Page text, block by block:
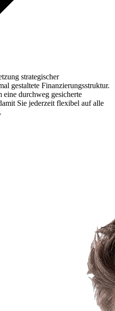
strategischer
gestaltete Finanzierungsstruktur.
durchweg gesicherte
Sie jederzeit flexibel auf alle